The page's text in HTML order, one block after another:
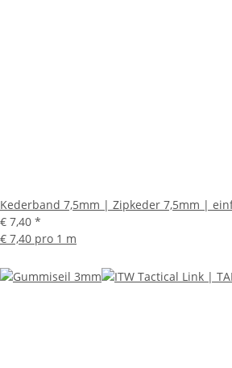
Kederband 7,5mm | Zipkeder 7,5mm |
€ 7,40 *
€ 7,40 pro 1 m